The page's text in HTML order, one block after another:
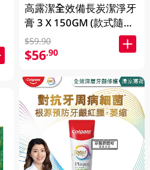
高露潔全效備長炭潔淨牙
膏 3 X 150GM (款式隨機
發送)
$59.90
$56.90